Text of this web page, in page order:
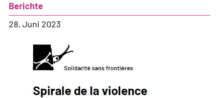
Berichte
28. Juni 2023